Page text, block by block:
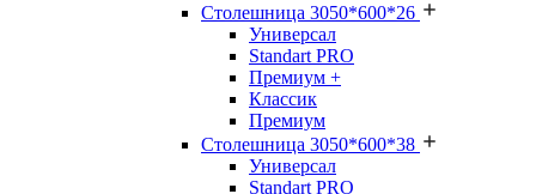
Столешница 3050*600*26
Универсал
Standart PRO
Премиум +
Классик
Премиум
Столешница 3050*600*38
Универсал
Standart PRO